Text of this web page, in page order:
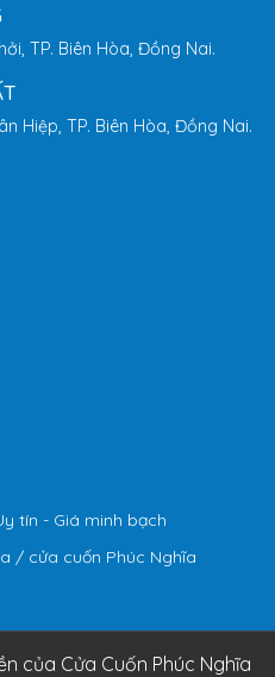
TP. Biên Hòa, Đồng Nai.
Hiệp, TP. Biên Hòa, Đồng Nai.
tín - Giá minh bạch
/ cửa cuốn Phúc Nghĩa
của Cửa Cuốn Phúc Nghĩa